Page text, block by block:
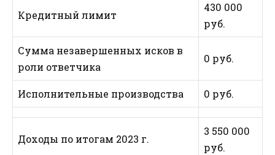
Кредитный лимит
430 000
руб.
Сумма незавершенных исков в
роли ответчика
0 руб.
Исполнительные производства 0 руб.
Доходы по итогам 2023 г.
3 550 000
руб.